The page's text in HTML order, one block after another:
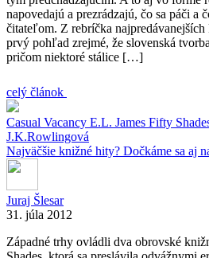
napovedajú a prezrádzajú, čo sa páči a
čitateľom. Z rebríčka
prvý pohľad zrejmé, že slovenská
pričom niektoré stálice […]
celý článok
Casual Vacancy E.L. James Fifty
J.K.Rowlingová
Najväčšie knižné hity? Dočkáme sa aj
Juraj Šlesar
31. júla 2012
Západné trhy ovládli dva obrovské